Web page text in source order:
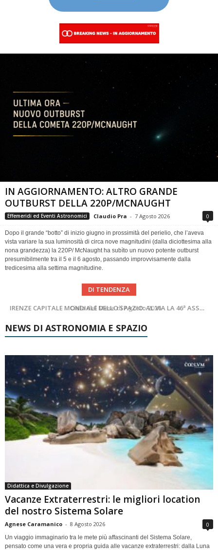
IN AGGIORNAMENTO: ALTRO GRANDE
OUTBURST DELLA 220P/MCNAUGHT
Effemeridi ed Eventi Astronomici Claudio Pra - 7 Agosto 2026 0
Dopo il grande “botto” di inizio giugno in prossimità del perielio, che l’aveva
vista variare la sua luminosità di circa nove magnitudini (dalla diciottesima alla
nona grandezza) la 220P/ McNaught ha subìto un nuovo potente outburst
presumibilmente tra il 5 e il 6 agosto, passando improvvisamente dalla
tredicesima alla settima magnitudine.
DI TENDENZA
Cielo del Mese di Agosto 2026
SUPERNOVAE aggiornamenti del mese – Agosto 2026
NEWS DI ASTRONOMIA E SPAZIO
Didattica e Divulgazione
Vacanze Extraterrestri: le migliori location
del nostro Sistema Solare
Agnese Caramanico - 8 Agosto 2026 0
Un viaggio immaginario tra le mete più affascinanti del Sistema Solare,
pensato come una vera e propria guida alle vacanze extraterrestri: dalla Luna